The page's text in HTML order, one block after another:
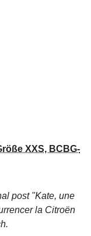
XXS, BCBG-
post "Kate, une
la Citroën